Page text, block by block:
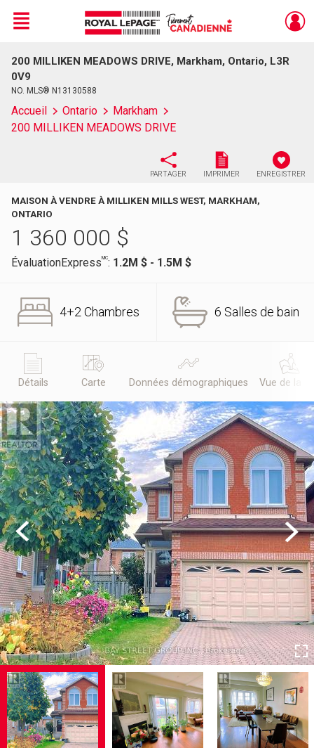
Live
En Direct
Menu
200 MILLIKEN MEADOWS DRIVE, Markham, Ontario, L3R
0V9
NO. MLS® N13130588
Accueil Ontario
Markham
200 MILLIKEN MEADOWS DRIVE
PARTAGER IMPRIMER ENREGISTRER
MAISON À VENDRE À MILLIKEN MILLS WEST, MARKHAM,
ONTARIO
1 360 000 $
ÉvaluationExpressMC: 1.2M $ - 1.5M $
4+2 Chambres 6 Salles de bain
Détails Carte Données démographiques Vue de la
Previous Next